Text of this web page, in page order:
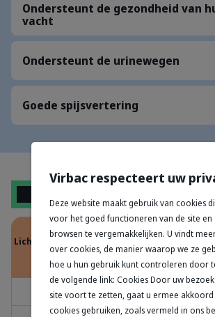
Ondersteunt de gezondheid van
vacht
Ondersteunt de urinewegen
Goede spijsvertering
Lichaamsgewicht
(kg)
Dagrantsoen (g/
Activiteit- Activiteit=
40 40
Virbac respecteert uw
Deze website maakt gebruik van cookies
voor het goed functioneren van de site en
browsen te vergemakkelijken. U vindt
over cookies, de manier waarop we ze
hoe u hun gebruik kunt controleren door
de volgende link: Cookies Door uw
site voort te zetten, gaat u ermee akkoord
cookies gebruiken, zoals vermeld in ons